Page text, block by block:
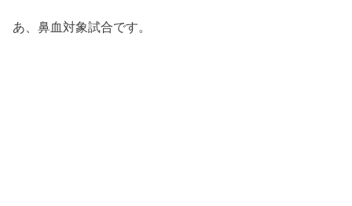
あ、鼻血対象試合です。